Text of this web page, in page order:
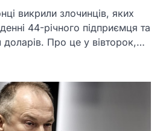
викрили злочинців, яких
44-річного підприємця та
доларів. Про це у вівторок,…